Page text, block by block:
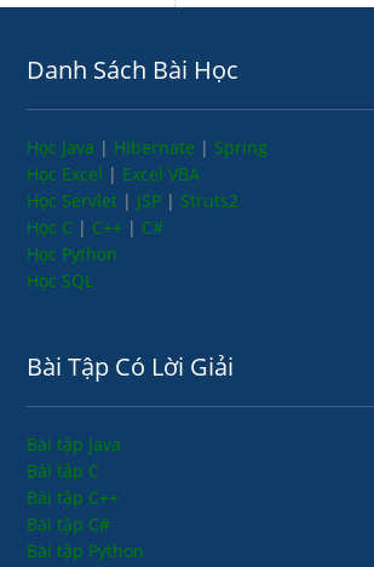
Danh Sách Bài Học
Học Java | Hibernate | Spring
Học Excel | Excel VBA
Học Servlet | JSP | Struts2
Học C | C++ | C#
Học Python
Học SQL
Bài Tập Có Lời Giải
Bài tập Java
Bài tập C
Bài tập C++
Bài tập C#
Bài tập Python